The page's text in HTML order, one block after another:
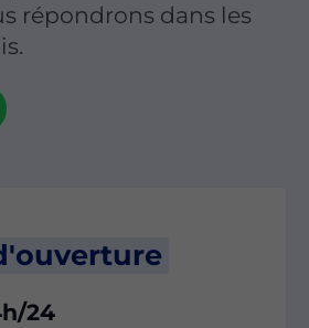
répondrons dans les
24